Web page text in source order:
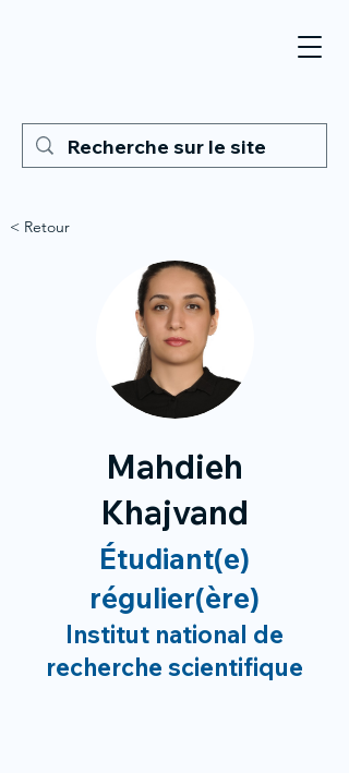
< Retour
Mahdieh
Khajvand
Étudiant(e)
régulier(ère)
Institut national de
recherche scientifique